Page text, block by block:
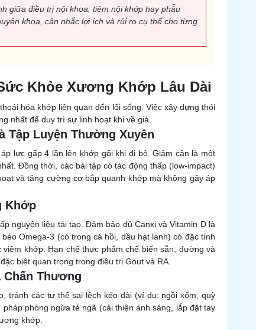
giữa điều trị nội khoa, tiêm nội khớp hay phẫu
khoa, cân nhắc lợi ích và rủi ro cụ thể cho từng
Khỏe Xương Khớp Lâu Dài
hóa khớp liên quan đến lối sống. Việc xây dựng thói
nhất để duy trì sự linh hoạt khi về già.
Tập Luyện Thường Xuyên
lực gấp 4 lần lên khớp gối khi đi bộ. Giảm cân là một
Đồng thời, các bài tập có tác động thấp (low-impact)
và tăng cường cơ bắp quanh khớp mà không gây áp
Khớp
nguyên liệu tái tạo. Đảm bảo đủ Canxi và Vitamin D là
Omega-3 (có trong cá hồi, dầu hạt lanh) có đặc tính
khớp. Hạn chế thực phẩm chế biến sẵn, đường và
biệt quan trọng trong điều trị Gout và RA.
Chấn Thương
tránh các tư thế sai lệch kéo dài (ví dụ: ngồi xổm, quỳ
phòng ngừa té ngã (cải thiện ánh sáng, lắp đặt tay
khớp.